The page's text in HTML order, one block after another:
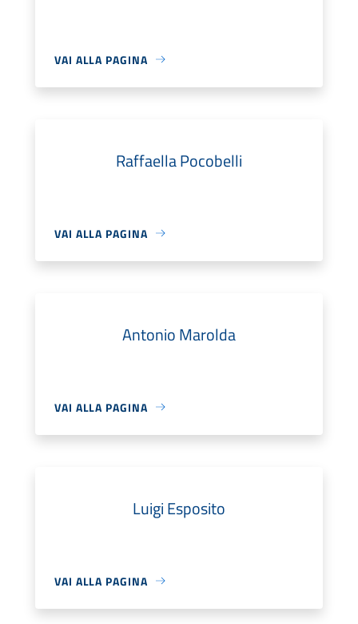
VAI ALLA PAGINA
Raffaella Pocobelli
VAI ALLA PAGINA
Antonio Marolda
VAI ALLA PAGINA
Luigi Esposito
VAI ALLA PAGINA